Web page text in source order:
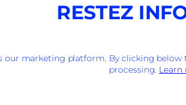
RESTEZ
our marketing platform. By clicking
processing. Learn